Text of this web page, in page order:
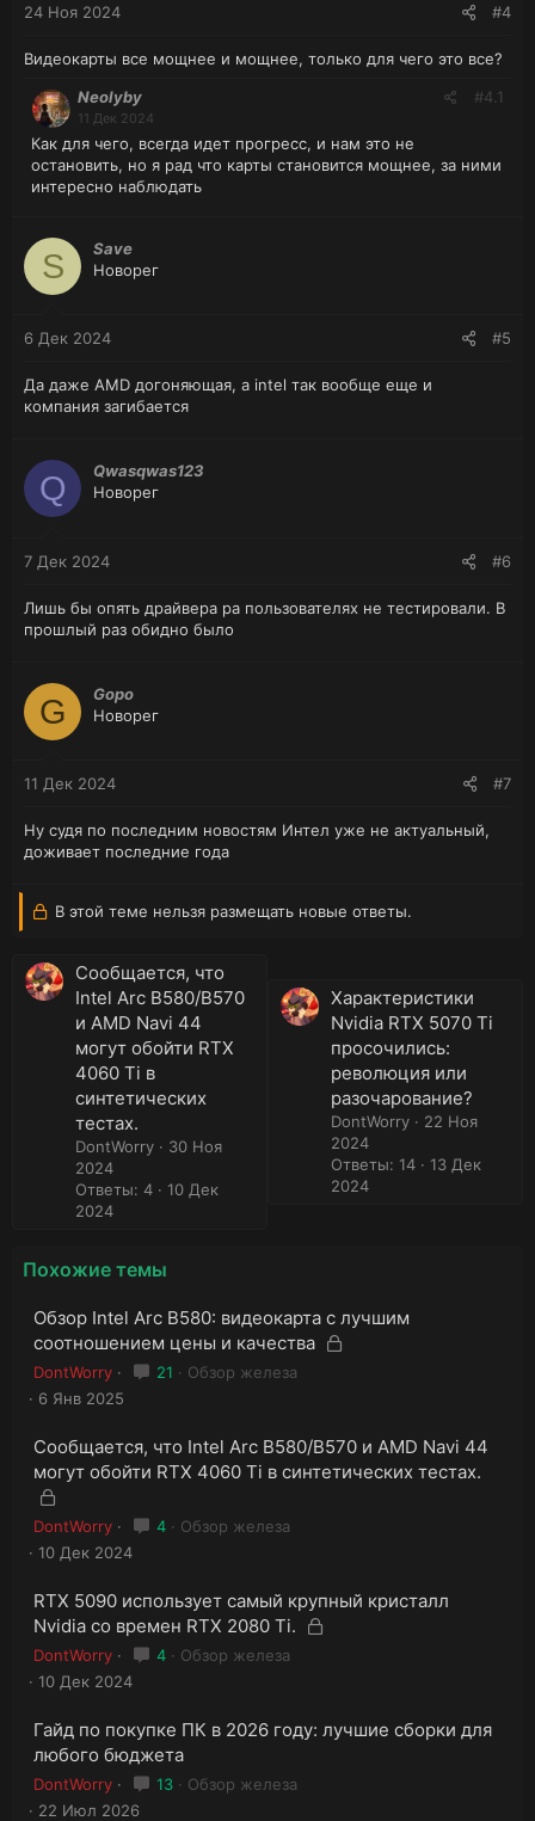
24 Ноя 2024 #4
Видеокарты все мощнее и мощнее, только для чего это все?
Neolyby
#4.1
11 Дек 2024
Как для чего, всегда идет прогресс, и нам это не
остановить, но я рад что карты становится мощнее, за ними
интересно наблюдать
S
Save
Новорег
6 Дек 2024 #5
Да даже AMD догоняющая, а intel так вообще еще и
компания загибается
Q
Qwasqwas123
Новорег
7 Дек 2024 #6
Лишь бы опять драйвера ра пользователях не тестировали. В
прошлый раз обидно было
G
Gopo
Новорег
11 Дек 2024 #7
Ну судя по последним новостям Интел уже не актуальный,
доживает последние года
В этой теме нельзя размещать новые ответы.
Сообщается, что
Intel Arc B580/B570
и AMD Navi 44
могут обойти RTX
4060 Ti в
синтетических
тестах.
DontWorry
30 Ноя
2024
Ответы: 4
10 Дек
2024
Характеристики
Nvidia RTX 5070 Ti
просочились:
революция или
разочарование?
DontWorry
22 Ноя
2024
Ответы: 14
13 Дек
2024
Похожие темы
Обзор Intel Arc B580: видеокарта с лучшим
соотношением цены и качества
З
ы
т
DontWorry 21
Обзор железа
6 Янв 2025
Сообщается, что Intel Arc B580/B570 и AMD Navi 44
могут обойти RTX 4060 Ti в синтетических тестах.
З
а
к
ы
т
DontWorry 4
Обзор железа
10 Дек 2024
RTX 5090 использует самый крупный кристалл
Nvidia со времен RTX 2080 Ti.
З
ы
DontWorry 4
Обзор железа
10 Дек 2024
Гайд по покупке ПК в 2026 году: лучшие сборки для
любого бюджета
DontWorry 13
Обзор железа
22 Июл 2026